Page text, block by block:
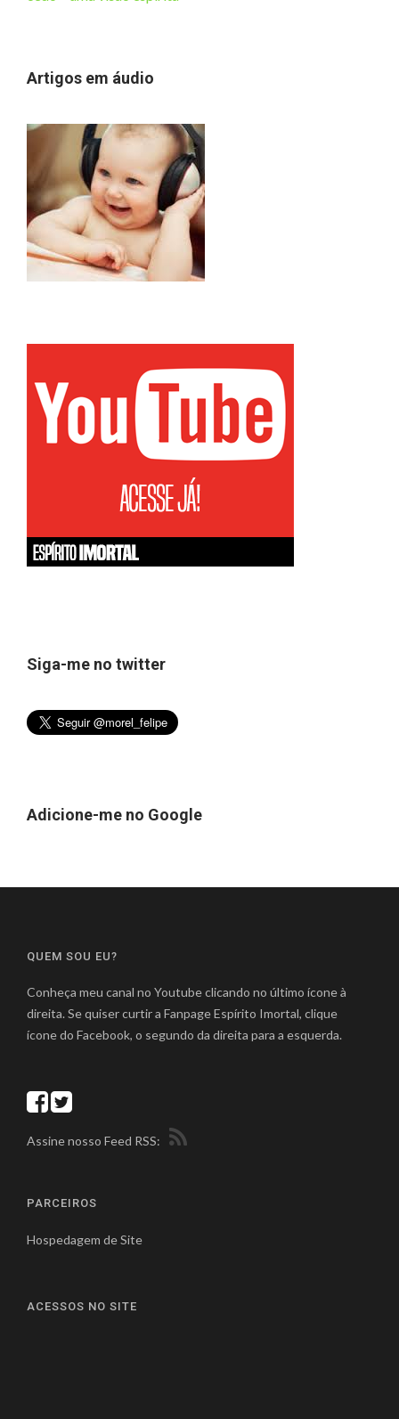
Artigos em áudio
Siga-me no twitter
Adicione-me no Google
QUEM SOU EU?
Conheça meu canal no Youtube clicando no último ícone à
direita. Se quiser curtir a Fanpage Espírito Imortal, clique
ícone do Facebook, o segundo da direita para a esquerda.
Assine nosso Feed RSS:
PARCEIROS
Hospedagem de Site
ACESSOS NO SITE